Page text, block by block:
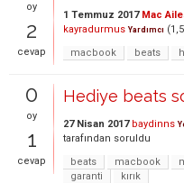
oy
2
cevap
1 Temmuz 2017 Mac
kayradurmus Yardımcı (
macbook
beats
0
oy
1
cevap
Hediye beats
27 Nisan 2017 baydinns
tarafından soruldu
beats
macbook
garanti
kırık